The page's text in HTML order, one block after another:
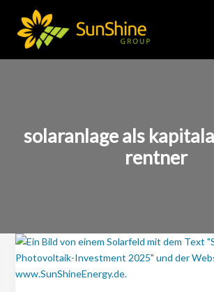
Inhalt
springen
solaranlage als
rentner